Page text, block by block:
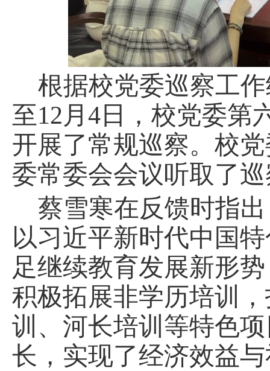
根据校党委巡察工
至12月4日，校党委第
开展了常规巡察。校
委常委会会议听取了
蔡雪寒在反馈时指
以习近平新时代中国
足继续教育发展新形
积极拓展非学历培训
训、河长培训等特色
长，实现了经济效益